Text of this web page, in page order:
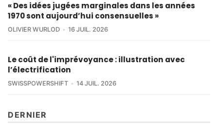
« Des idées jugées marginales dans les années
1970 sont aujourd’hui consensuelles »
OLIVIER WURLOD 16 JUIL. 2026
Le coût de l'imprévoyance : illustration avec
l’électrification
SWISSPOWERSHIFT 14 JUIL. 2026
DERNIER